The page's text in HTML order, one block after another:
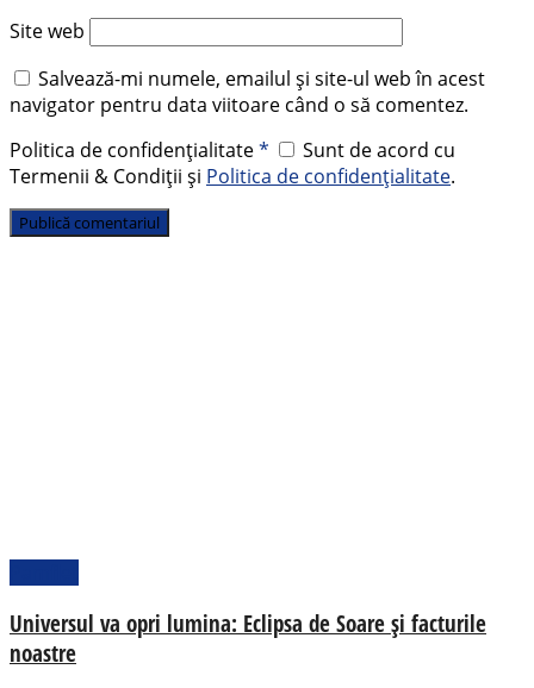
Site web
Salvează-mi numele, emailul și site-ul web în acest
navigator pentru data viitoare când o să comentez.
Politica de confidențialitate*
Sunt de acord cu
Termenii & Condiții și Politica de confidențialitate.
Universul va opri lumina: Eclipsa de Soare și facturile
noastre